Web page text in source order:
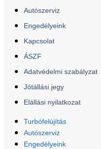
Autószerviz
Engedélyeink
Kapcsolat
ÁSZF
Adatvédelmi szabályzat
Jótállási jegy
Elállási nyilatkozat
Turbófelújítás
Autószerviz
Engedélyeink